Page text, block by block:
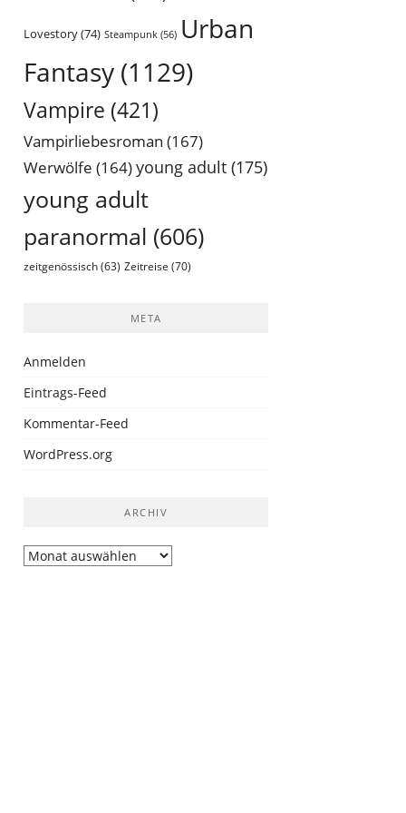
Lovestory(74) Steampunk (56) Urban
Fantasy (1129)
Vampire (421)
Vampirliebesroman (167)
Werwölfe (164)young adult (175)
young adult
paranormal (606)
zeitgenössisch (63) Zeitreise (70)
META
Anmelden
Eintrags-Feed
Kommentar-Feed
WordPress.org
ARCHIV
Archiv